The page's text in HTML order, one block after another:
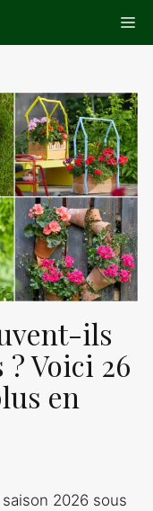
ils
Voici 26
en
2026 sous